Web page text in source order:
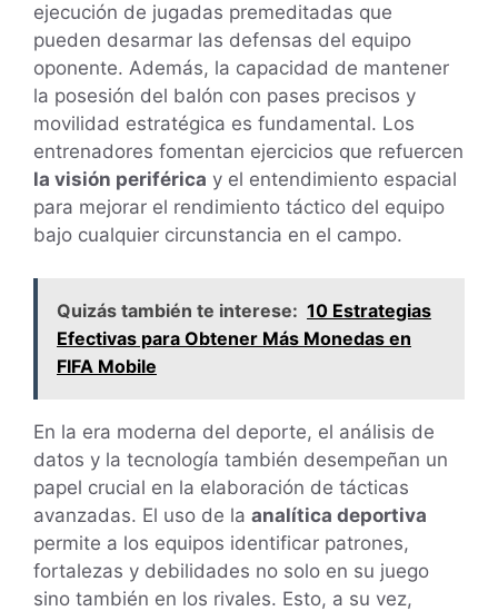
ejecución de jugadas premeditadas que
pueden desarmar las defensas del equipo
oponente. Además, la capacidad de mantener
la posesión del balón con pases precisos y
movilidad estratégica es fundamental. Los
entrenadores fomentan ejercicios que refuercen
la visión periférica y el entendimiento espacial
para mejorar el rendimiento táctico del equipo
bajo cualquier circunstancia en el campo.
Quizás también te interese: 10 Estrategias
Efectivas para Obtener Más Monedas en
FIFA Mobile
En la era moderna del deporte, el análisis de
datos y la tecnología también desempeñan un
papel crucial en la elaboración de tácticas
avanzadas. El uso de la analítica deportiva
permite a los equipos identificar patrones,
fortalezas y debilidades no solo en su juego
sino también en los rivales. Esto, a su vez,